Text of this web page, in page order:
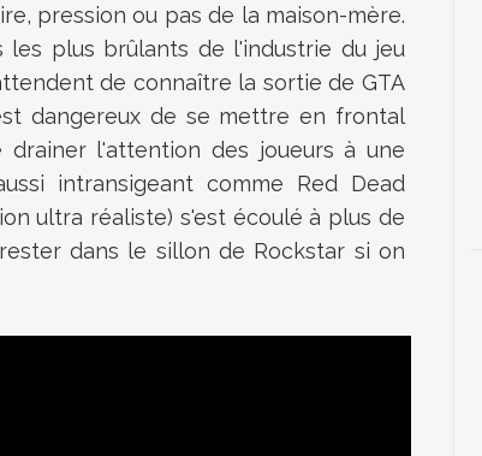
pression ou pas de la maison-mère.
plus brûlants de l'industrie du jeu
de connaître la sortie de GTA
dangereux de se mettre en frontal
drainer l'attention des joueurs à une
intransigeant comme Red Dead
ultra réaliste) s'est écoulé à plus de
dans le sillon de Rockstar si on